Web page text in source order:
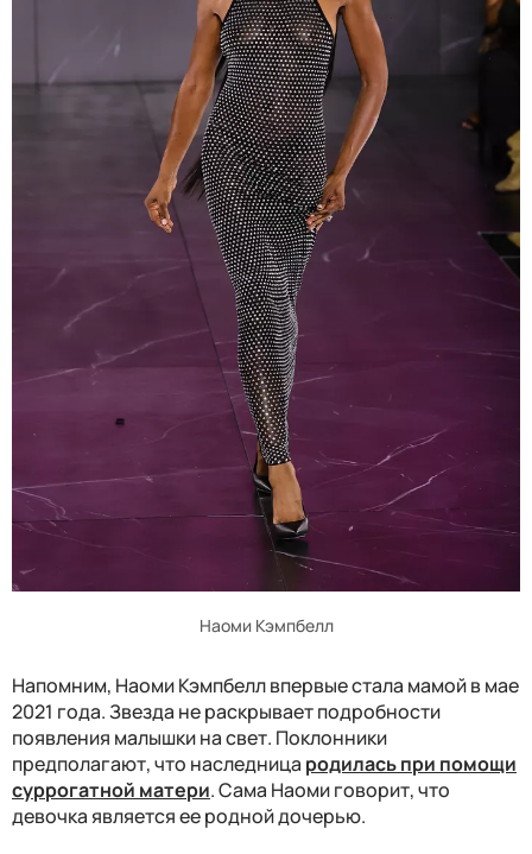
Наоми Кэмпбелл
Напомним, Наоми Кэмпбелл впервые стала мамой в мае
2021 года. Звезда не раскрывает подробности
появления малышки на свет. Поклонники
предполагают, что наследница родилась при помощи
суррогатной матери. Сама Наоми говорит, что
девочка является ее родной дочерью.